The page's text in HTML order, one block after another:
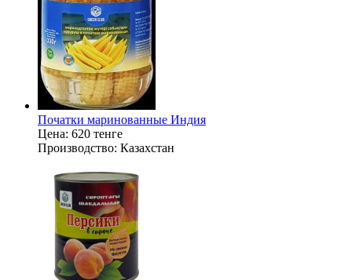
Початки маринованные Индия
Цена: 620 тенге
Производство: Казахстан